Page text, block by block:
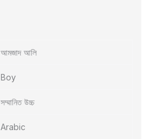
আমজাদ আলি
Boy
সম্মানিত উচ্চ
Arabic